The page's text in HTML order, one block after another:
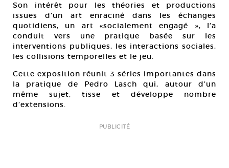
Son intérêt pour les théories et productions
issues d’un art enraciné dans les échanges
quotidiens, un art «socialement engagé », l’a
conduit vers une pratique basée sur les
interventions publiques, les interactions sociales,
les collisions temporelles et le jeu.
Cette exposition réunit 3 séries importantes dans
la pratique de Pedro Lasch qui, autour d’un
même sujet, tisse et développe nombre
d’extensions.
PUBLICITÉ